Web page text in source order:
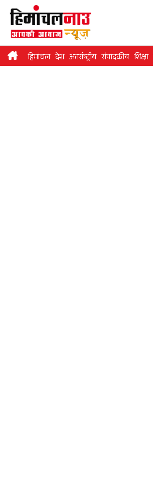
Skip
content
हिमांचल देश अंतर्राष्ट्रीय संपादकीय शिक्षा